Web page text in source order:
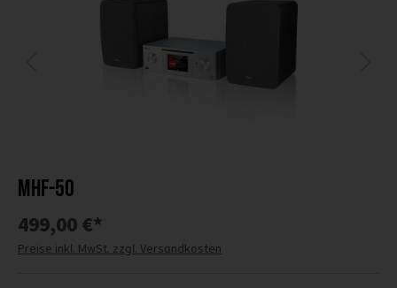
MHF-50
499,00 €*
Preise inkl. MwSt. zzgl. Versandkosten